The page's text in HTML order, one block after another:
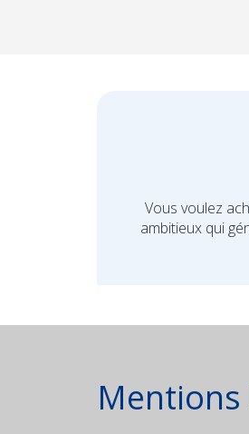
Vous voulez
ambitieux qui
Mentions